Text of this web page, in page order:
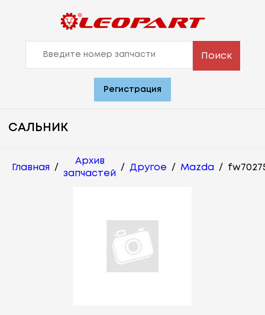
Поиск
Регистрация
САЛЬНИК
Главная /
Архив
запчастей
/ Другое / Mazda /